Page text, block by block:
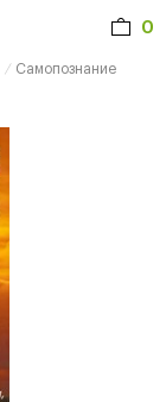
0
Самопознание